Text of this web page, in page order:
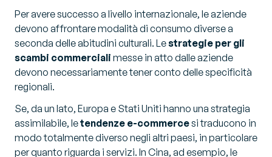
Per avere successo a livello internazionale, le aziende
devono affrontare modalità di consumo diverse a
seconda delle abitudini culturali. Lestrategie per gli
scambi commerciali messe in atto dalle aziende
devono necessariamente tener conto delle specificità
regionali.
Se, da un lato, Europa e Stati Uniti hanno una strategia
assimilabile, letendenze e-commercesi traducono in
modo totalmente diverso negli altri paesi, in particolare
per quanto riguarda i servizi. In Cina, ad esempio, le